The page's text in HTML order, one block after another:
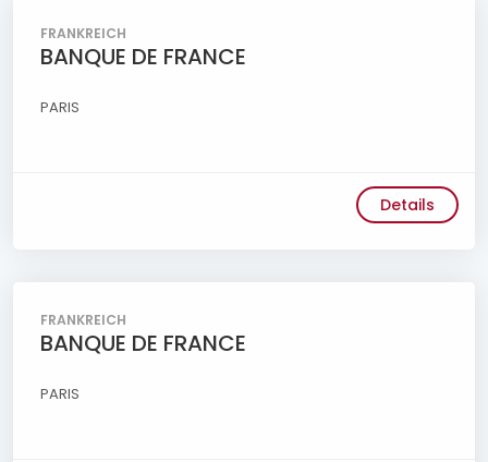
FRANKREICH
BANQUE DE FRANCE
PARIS
Details
FRANKREICH
BANQUE DE FRANCE
PARIS